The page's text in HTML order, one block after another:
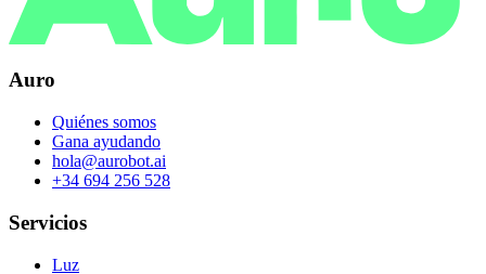
Auro
Quiénes somos
Gana ayudando
hola@aurobot.ai
+34 694 256 528
Servicios
Luz